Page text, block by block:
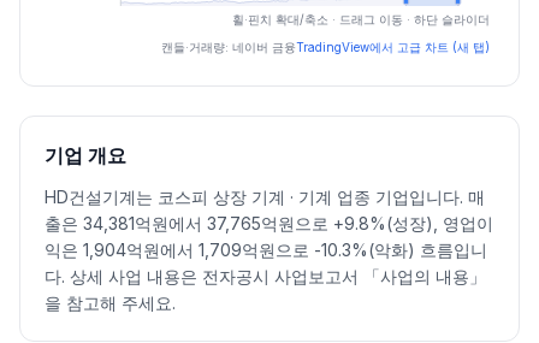
최근 구간 일별 OHLCV (스크린 리더용)
고가 저가 종가 등락률%거래량
2026.07.03
122900123000113100118800-2.38278349
2026.07.06
1194001270001194001237004.12 284257
2026.07.07
121200
2026.07.09
123100127100116900121200-3.27264206
2026.07.10
1240001325001238001303007.51
283923
2026.07.13
130300136100126000127000-2.53 305087
2026.07.14
128500128500
휠·핀치 확대/축소 · 드래그 이동 · 하단 슬라이더
캔들·거래량: 네이버 금융TradingView에서 고급 차트 (새 탭)
기업 개요
HD건설기계는 코스피 상장 기계 · 기계 업종 기업입니다. 매
출은 34,381억원에서 37,765억원으로 +9.8%(성장), 영업이
익은 1,904억원에서 1,709억원으로 -10.3%(악화) 흐름입니
다. 상세 사업 내용은 전자공시 사업보고서 「사업의 내용」
을 참고해 주세요.